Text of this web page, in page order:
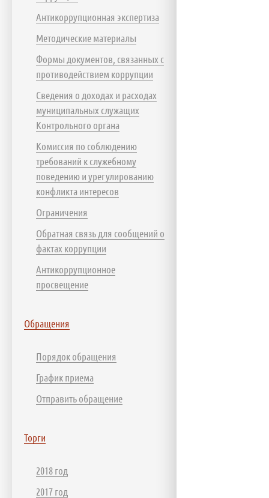
Антикоррупционная экспертиза
Методические материалы
Формы документов, связанных с
противодействием коррупции
Сведения о доходах и расходах
муниципальных служащих
Контрольного органа
Комиссия по соблюдению
требований к служебному
поведению и урегулированию
конфликта интересов
Ограничения
Обратная связь для сообщений о
фактах коррупции
Антикоррупционное
просвещение
Обращения
Порядок обращения
График приема
Отправить обращение
Торги
2018 год
2017 год